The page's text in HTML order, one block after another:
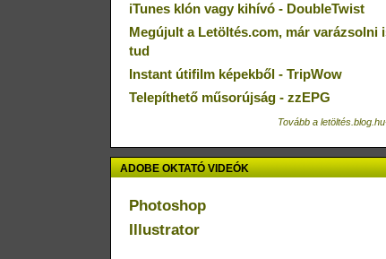
iTunes klón vagy kihívó - DoubleTwist
Megújult a Letöltés.com, már varázsolni
tud
Instant útifilm képekből - TripWow
Telepíthető műsorújság - zzEPG
Tovább a
ADOBE OKTATÓ VIDEÓK
Photoshop
Illustrator